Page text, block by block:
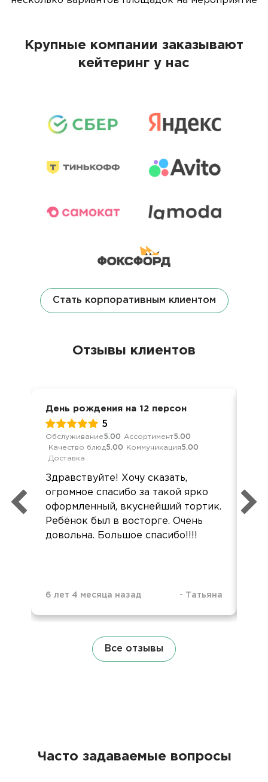
Крупные компании заказывают
кейтеринг у нас
Стать корпоративным клиентом
Отзывы клиентов
День рождения на 12 персон
5
Обслуживание5.00 Ассортимент5.00
Качество блюд5.00 Коммуникация5.00
Доставка
Здравствуйте! Хочу сказать,
огромное спасибо за такой ярко
оформленный, вкуснейший тортик.
Ребёнок был в восторге. Очень
довольна. Большое спасибо!!!!
6 лет 4 месяца назад - Татьяна
Все отзывы
Часто задаваемые вопросы